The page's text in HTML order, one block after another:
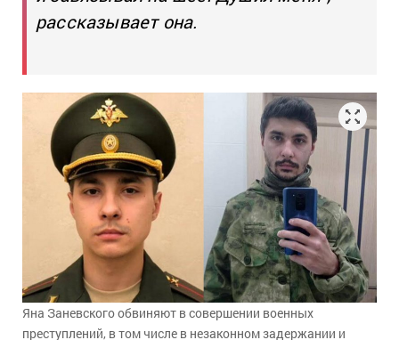
рассказывает она.
Яна Заневского обвиняют в совершении военных
преступлений, в том числе в незаконном задержании и